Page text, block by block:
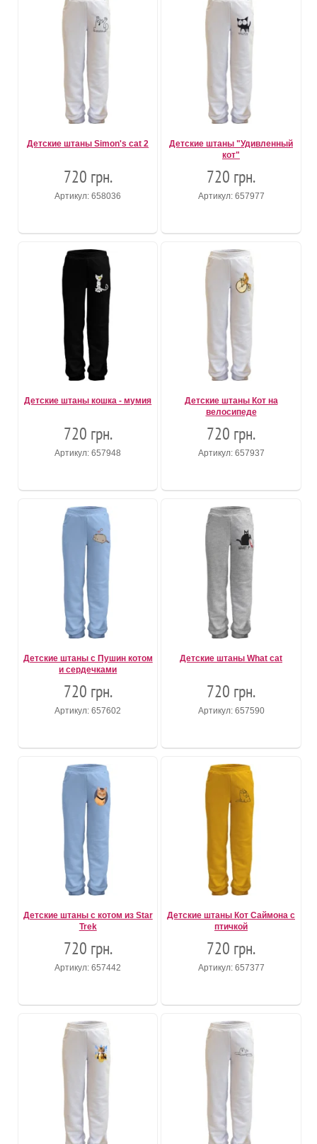
Детские штаны Simon's cat 2
720 грн.
Артикул: 658036
Детские штаны "Удивленный
кот"
720 грн.
Артикул: 657977
Детские штаны кошка - мумия
720 грн.
Артикул: 657948
Детские штаны Кот на
велосипеде
720 грн.
Артикул: 657937
Детские штаны с Пушин котом
и сердечками
720 грн.
Артикул: 657602
Детские штаны What cat
720 грн.
Артикул: 657590
Детские штаны с котом из Star
Trek
720 грн.
Артикул: 657442
Детские штаны Кот Саймона с
птичкой
720 грн.
Артикул: 657377